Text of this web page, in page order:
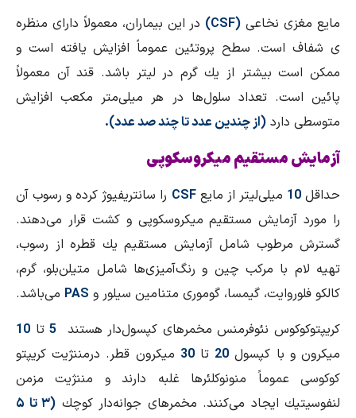
مایع مغزی نخاعی (CSF)
در این بیماران، معمولاً دارای منظره‌
ی شفاف است. سطح پروتئین عموماً افزایش یافته است و
ممكن است بیشتر از یك گرم در لیتر باشد. قند آن معمولاً
پائین است. تعداد سلول‌ها در هر میلی‌متر مكعب افزایش
متوسطی دارد (از چندین عدد تا چند صد عدد).
آزمایش مستقیم میكروسكوپی
حداقل10 میلی‌لیتر از مایعCSF را سانتریفیوژ كرده و رسوب آن
را مورد آزمایش مستقیم میكروسكوپی و كشت قرار می‌دهند.
گسترش مرطوب شامل آزمایش مستقیم یك قطره از رسوب،
تهیه لام با مركب چین و رنگ‌آمیزی‌ها شامل متیلن‌بلو، گرم،
كالكو فلوروایت، گیمسا، گوموری متنامین سیلور و PAS می‌باشد.
كریپتوكوكوس نئوفرمنس مخمرهای كپسول‌دار هستند 5تا 10
میكرون و با كپسول 20 تا30 میكرون قطر. درمننژیت كریپتو
كوكوسی عموماً منونوكلئرها غلبه دارند و مننژیت مزمن
لنفوسیتیك ایجاد می‌كنند. مخمرهای جوانه‌دار كوچك
(۳ تا ۵